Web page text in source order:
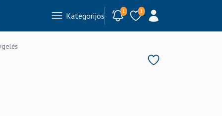
Kategorijos 1 1